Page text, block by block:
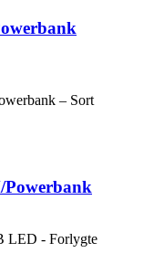
Powerbank